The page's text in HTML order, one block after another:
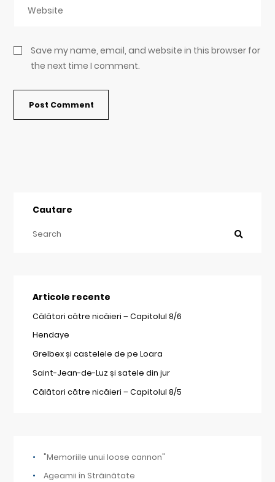
Save my name, email, and website in this browser for
the next time I comment.
Cautare
Articole recente
Călători către nicăieri – Capitolul 8/6
Hendaye
Grelbex și castelele de pe Loara
Saint-Jean-de-Luz și satele din jur
Călători către nicăieri – Capitolul 8/5
"Memoriile unui loose cannon"
Ageamii în Străinătate